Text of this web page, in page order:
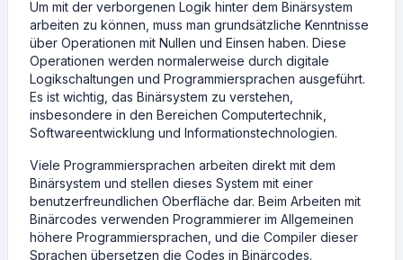
Um mit der verborgenen Logik hinter dem Binärsystem
arbeiten zu können, muss man grundsätzliche Kenntnisse
über Operationen mit Nullen und Einsen haben. Diese
Operationen werden normalerweise durch digitale
Logikschaltungen und Programmiersprachen ausgeführt.
Es ist wichtig, das Binärsystem zu verstehen,
insbesondere in den Bereichen Computertechnik,
Softwareentwicklung und Informationstechnologien.
Viele Programmiersprachen arbeiten direkt mit dem
Binärsystem und stellen dieses System mit einer
benutzerfreundlichen Oberfläche dar. Beim Arbeiten mit
Binärcodes verwenden Programmierer im Allgemeinen
höhere Programmiersprachen, und die Compiler dieser
Sprachen übersetzen die Codes in Binärcodes.